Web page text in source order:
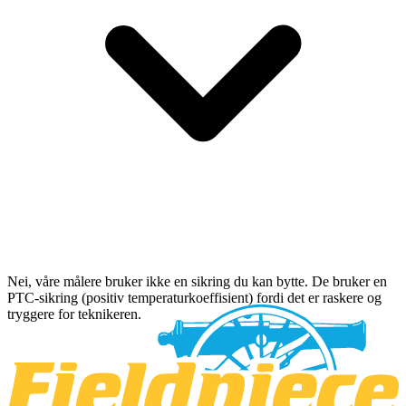
Nei, våre målere bruker ikke en sikring du kan bytte. De bruker en
PTC-sikring (positiv temperaturkoeffisient) fordi det er raskere og
tryggere for teknikeren.